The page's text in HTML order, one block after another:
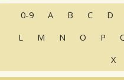
0-9 A B C D
L
M N O P
X